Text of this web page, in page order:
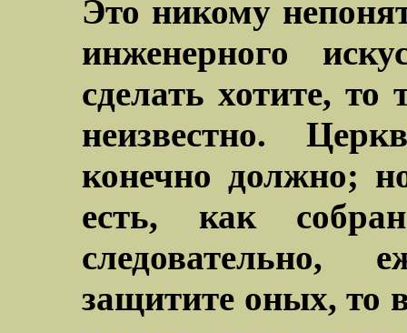
Это никому
инженерного
сделать хотите,
неизвестно.
конечно должно;
есть, как
следовательно,
защитите оных, то